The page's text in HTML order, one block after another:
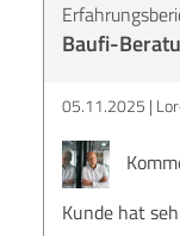
Baufi-
05.11.2025
Kunde hat